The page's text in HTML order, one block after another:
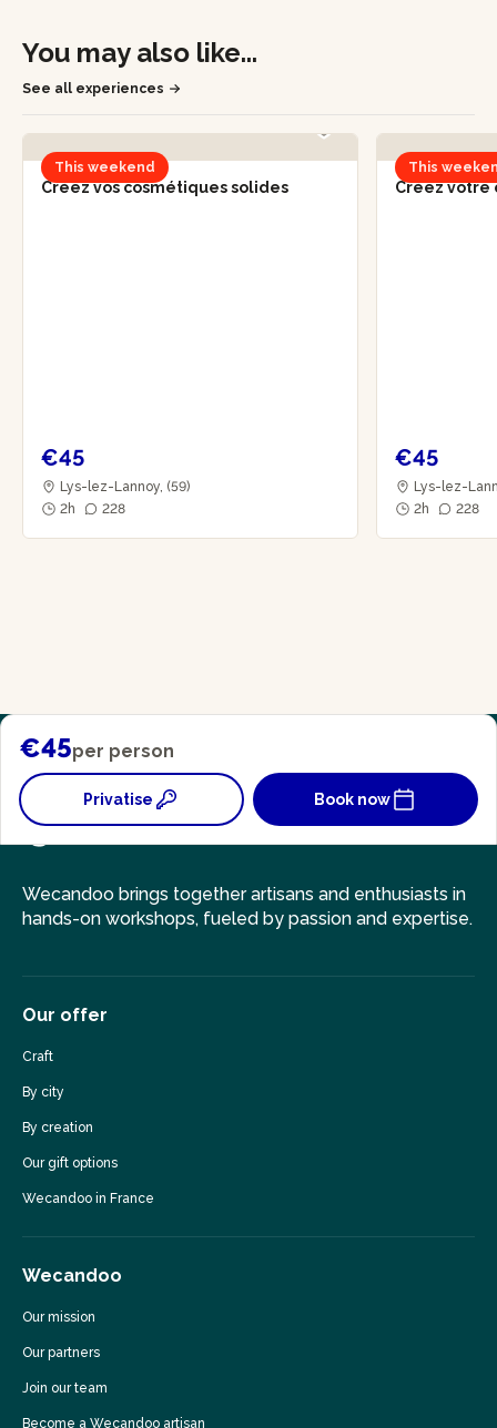
You may also like...
See all experiences
This weekend
Créez vos cosmétiques solides
€45
Lys-lez-Lannoy, (59)
2h
228
This
Créez votre
€45
Lys-lez-
2h
228
€45per person
Privatise Book now
Wecandoo brings together artisans and enthusiasts in
hands-on workshops, fueled by passion and expertise.
Our offer
Craft
By city
By creation
Our gift options
Wecandoo in France
Wecandoo
Our mission
Our partners
Join our team
Become a Wecandoo artisan